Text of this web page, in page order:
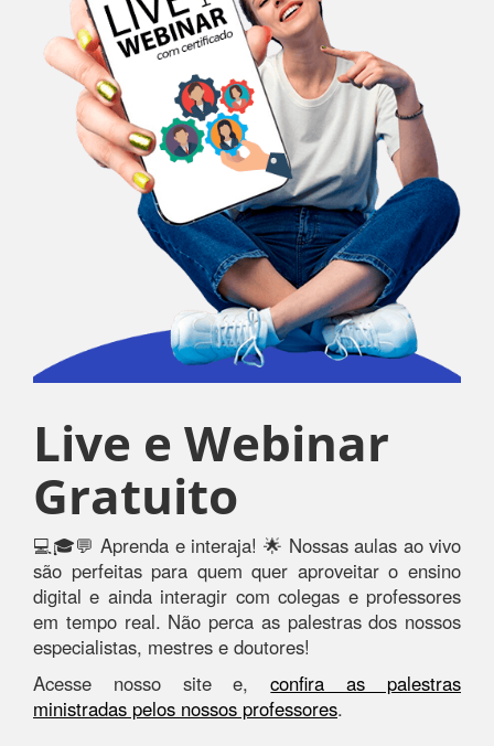
Live e Webinar
Gratuito
💻🎓💬 Aprenda e interaja! 🌟 Nossas aulas ao vivo
são perfeitas para quem quer aproveitar o ensino
digital e ainda interagir com colegas e professores
em tempo real. Não perca as palestras dos nossos
especialistas, mestres e doutores!
Acesse nosso site e,confira as palestras
ministradas pelos nossos professores.